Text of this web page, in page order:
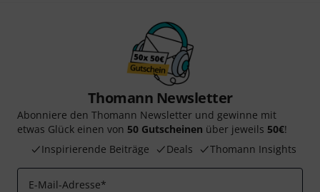
Thomann Newsletter
Abonniere den Thomann Newsletter und gewinne mit
etwas Glück einen von 50 Gutscheinen über jeweils 50€!
Inspirierende Beiträge
Deals Thomann Insights
E-Mail-Adresse*